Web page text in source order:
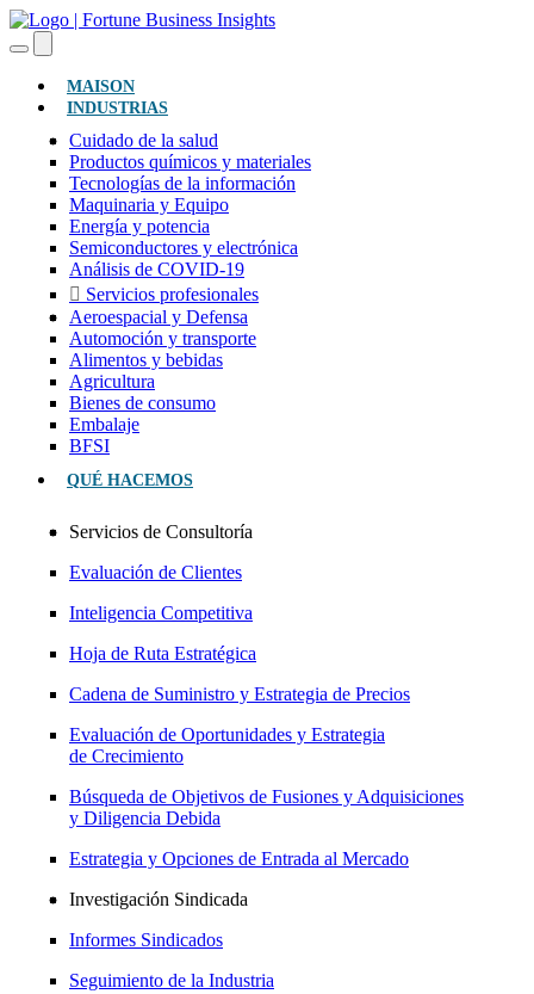
MAISON(ACTUAL)
INDUSTRIAS
Cuidado de la salud
Productos químicos y materiales
Tecnologías de la información
Maquinaria y Equipo
Energía y potencia
Semiconductores y electrónica
Análisis de COVID-19
Servicios profesionales
Aeroespacial y Defensa
Automoción y transporte
Alimentos y bebidas
Agricultura
Bienes de consumo
Embalaje
BFSI
QUÉ HACEMOS
Servicios de Consultoría
Evaluación de Clientes
Inteligencia Competitiva
Hoja de Ruta Estratégica
Cadena de Suministro y Estrategia de Precios
Evaluación de Oportunidades y Estrategia
de Crecimiento
Búsqueda de Objetivos de Fusiones y Adquisiciones
y Diligencia Debida
Estrategia y Opciones de Entrada al Mercado
Investigación Sindicada
Informes Sindicados
Seguimiento de la Industria